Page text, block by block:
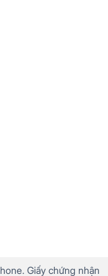
Giấy chứng nhận